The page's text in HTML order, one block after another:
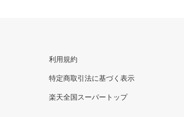
利用規約
特定商取引法に基づく表示
楽天全国スーパートップ